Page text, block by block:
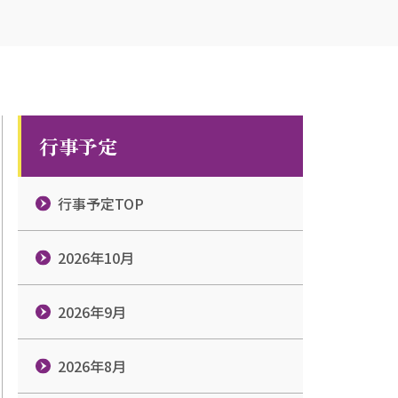
行事予定
行事予定TOP
2026年10月
2026年9月
2026年8月